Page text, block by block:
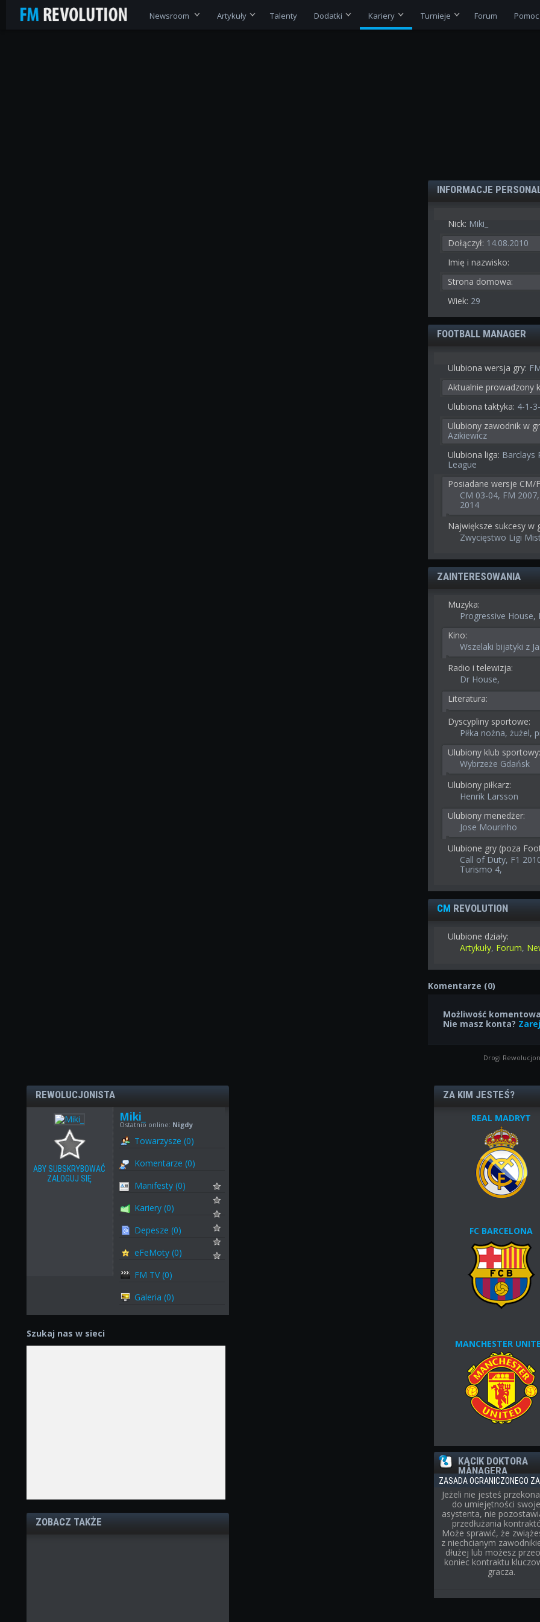
Newsroom Artykuły Talenty Dodatki Kariery Turnieje Forum Pomoc
INFORMACJE
Nick: Miki_
Dołączył: 14.08.2010
Imię i nazwisko:
Strona domowa:
Wiek: 29
FOOTBALL MANAGER
Ulubiona wersja gry:
Aktualnie prowadzony
Ulubiona taktyka: 4-1-
Ulubiony zawodnik w
Azikiewicz
Ulubiona liga: Barclays
League
Posiadane wersje CM/
CM 03-04, FM
2014
Największe sukcesy w
Zwycięstwo Ligi
ZAINTERESOWANIA
Muzyka:
Progressive
Kino:
Wszelaki bijatyki z
Radio i telewizja:
Dr House,
Literatura:
Dyscypliny sportowe:
Piłka nożna, żużel,
Ulubiony klub
Wybrzeże Gdańsk
Ulubiony piłkarz:
Henrik Larsson
Ulubiony menedżer:
Jose Mourinho
Ulubione gry (poza
Call of Duty, F1
Turismo 4,
CM REVOLUTION
Ulubione działy:
Artykuły, Forum,
Komentarze (0)
Możliwość
Nie masz konta?
Drogi
REWOLUCJONISTA
ABY SUBSKRYBOWAĆ
ZALOGUJ SIĘ
Miki_
Ostatnio online: Nigdy
Towarzysze (0)
Komentarze (0)
Manifesty (0)
Kariery (0)
Depesze (0)
eFeMoty (0)
FM TV (0)
Galeria (0)
Szukaj nas w sieci
ZOBACZ TAKŻE
ZA KIM JESTEŚ?
REAL MADRYT
FC BARCELONA
MANCHESTER
KĄCIK DOKTORA
MANAGERA
ZASADA OGRANICZONEGO
Jeżeli nie jesteś
do umiejętności
asystenta, nie
przedłużania
Może sprawić, że
z niechcianym
dłużej lub możesz
koniec kontraktu
gracza.